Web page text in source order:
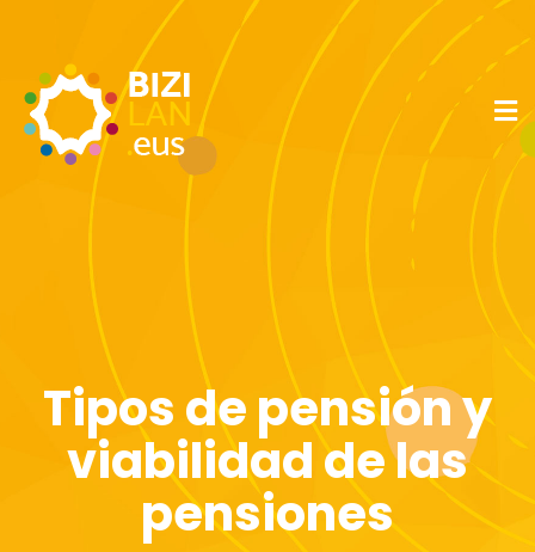
Tipos de pensión y
viabilidad de las
pensiones